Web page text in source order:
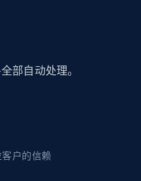
部自动处理。
户的信赖